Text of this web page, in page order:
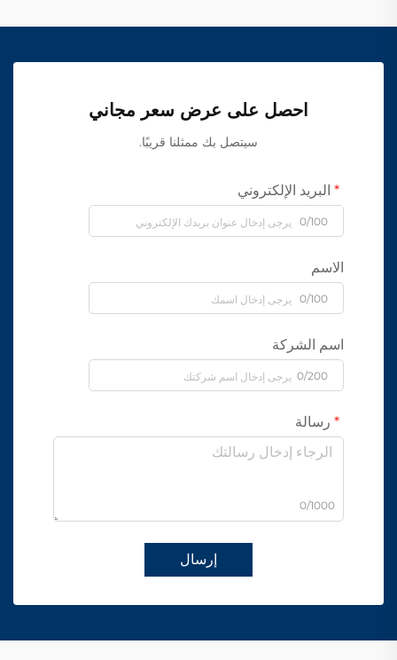
احصل على عرض سعر مجاني
سيتصل بك ممثلنا قريبًا.
البريد الإلكتروني
0/100
الاسم
0/100
اسم الشركة
0/200
رسالة
0/1000
إرسال